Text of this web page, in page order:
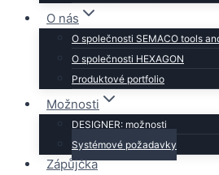
O nás
O společnosti SEMACO tools
O společnosti HEXAGON
Produktové portfolio
Možnosti
DESIGNER: možnosti
Systémové požadavky
Zápůjčka